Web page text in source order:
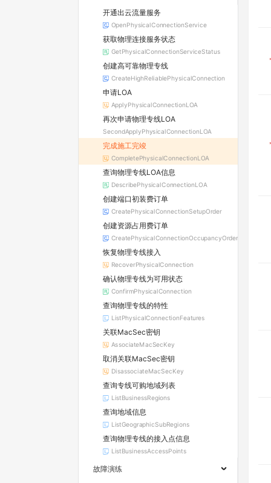
开通出云流量服务
OpenPhysicalConnectionService
获取物理连接服务状态
GetPhysicalConnectionServiceStatus
创建高可靠物理专线
CreateHighReliablePhysicalConnection
申请LOA
ApplyPhysicalConnectionLOA
再次申请物理专线LOA
SecondApplyPhysicalConnectionLOA
完成施工完竣
CompletePhysicalConnectionLOA
查询物理专线LOA信息
DescribePhysicalConnectionLOA
创建端口初装费订单
CreatePhysicalConnectionSetupOrder
创建资源占用费订单
CreatePhysicalConnectionOccupancyOrder
恢复物理专线接入
RecoverPhysicalConnection
确认物理专线为可用状态
ConfirmPhysicalConnection
查询物理专线的特性
ListPhysicalConnectionFeatures
关联MacSec密钥
AssociateMacSecKey
取消关联MacSec密钥
DisassociateMacSecKey
查询专线可购地域列表
ListBusinessRegions
查询地域信息
ListGeographicSubRegions
查询物理专线的接入点信息
ListBusinessAccessPoints
故障演练